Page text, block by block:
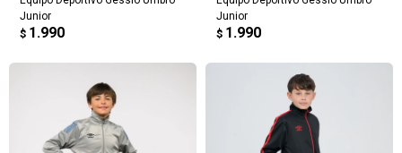
Junior
$ 1.990
Junior
$ 1.990